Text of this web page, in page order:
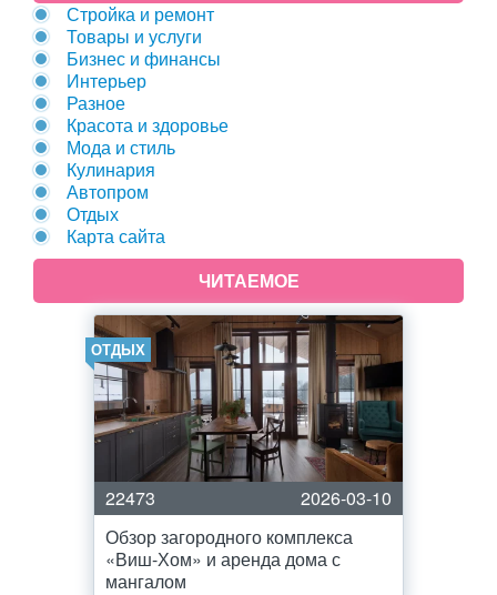
Стройка и ремонт
Товары и услуги
Бизнес и финансы
Интерьер
Разное
Красота и здоровье
Мода и стиль
Кулинария
Автопром
Отдых
Карта сайта
ЧИТАЕМОЕ
ОТДЫХ
22473
2026-03-10
Обзор загородного комплекса
«Виш-Хом» и аренда дома с
мангалом